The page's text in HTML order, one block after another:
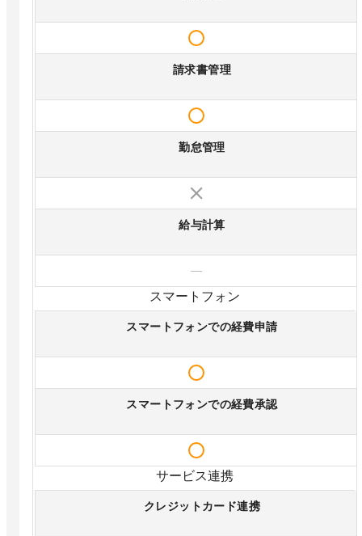
請求書管理
勤怠管理
給与計算
—
スマートフォン
スマートフォンでの経費申請
スマートフォンでの経費承認
サービス連携
クレジットカード連携